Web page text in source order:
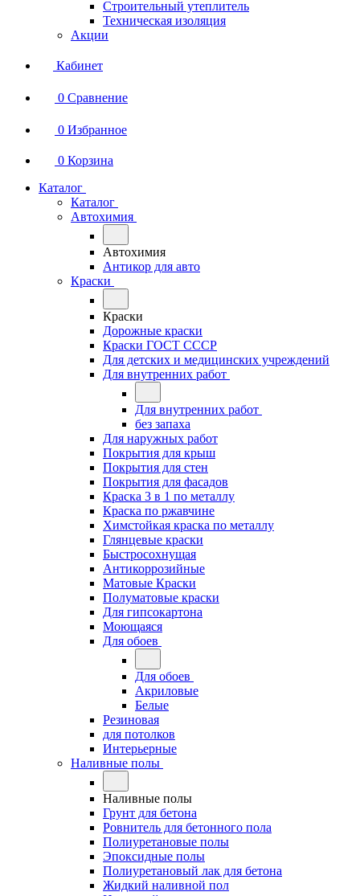
Строительный утеплитель
Техническая изоляция
Акции
Кабинет
0 Сравнение
0 Избранное
0 Корзина
Каталог
Каталог
Автохимия
Автохимия
Антикор для авто
Краски
Краски
Дорожные краски
Краски ГОСТ СССР
Для детских и медицинских учреждений
Для внутренних работ
Для внутренних работ
без запаха
Для наружных работ
Покрытия для крыш
Покрытия для стен
Покрытия для фасадов
Краска 3 в 1 по металлу
Краска по ржавчине
Химстойкая краска по металлу
Глянцевые краски
Быстросохнущая
Антикоррозийные
Матовые Краски
Полуматовые краски
Для гипсокартона
Моющаяся
Для обоев
Для обоев
Акриловые
Белые
Резиновая
для потолков
Интерьерные
Наливные полы
Наливные полы
Грунт для бетона
Ровнитель для бетонного пола
Полиуретановые полы
Эпоксидные полы
Полиуретановый лак для бетона
Жидкий наливной пол